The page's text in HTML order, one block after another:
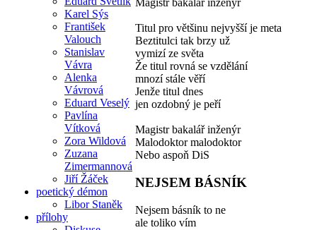
Karel Sýs
František
Valouch
Stanislav
Vávra
Alenka
Vávrová
Eduard Veselý
Pavlína
Vítková
Zora Wildová
Zuzana
Zimermannová
Jiří Žáček
poetický démon
Libor Staněk
přílohy
Magistr bakalář inženýr
Titul pro většinu nejvyšší je meta
Beztitulci tak brzy už
vymizí ze světa
Že titul rovná se vzdělání
mnozí stále věří
Jenže titul dnes
jen ozdobný je peří
Magistr bakalář inženýr
Malodoktor malodoktor
Nebo aspoň DiS
NEJSEM BÁSNÍK
Nejsem básník to ne
ale toliko vím